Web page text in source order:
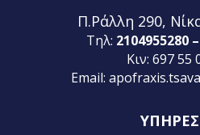
Π.Ράλλη 290,
Τηλ: 2104955280
Κιν: 697 55
Email: